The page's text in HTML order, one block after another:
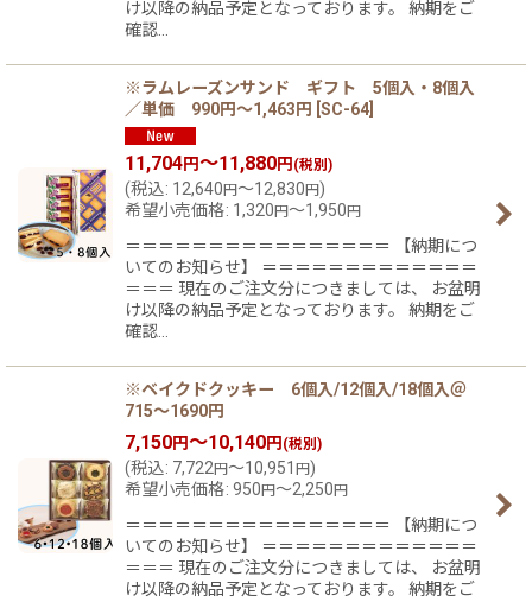
け以降の納品予定となっております。 納期をご
確認…
※ラムレーズンサンド ギフト 5個入・8個入
／単価 990円〜1,463円 SC-64
11,704円～11,880円(税別)
(税込: 12,640円～12,830円)
希望小売価格: 1,320円～1,950円
＝＝＝＝＝＝＝＝＝＝＝＝＝＝＝＝ 【納期につ
いてのお知らせ】 ＝＝＝＝＝＝＝＝＝＝＝＝＝
＝＝＝ 現在のご注文分につきましては、 お盆明
け以降の納品予定となっております。 納期をご
確認…
※ベイクドクッキー 6個入/12個入/18個入＠
715〜1690円
7,150円～10,140円(税別)
(税込: 7,722円～10,951 円)
希望小売価格: 950円～2,250円
＝＝＝＝＝＝＝＝＝＝＝＝＝＝＝＝ 【納期につ
いてのお知らせ】 ＝＝＝＝＝＝＝＝＝＝＝＝＝
＝＝＝ 現在のご注文分につきましては、 お盆明
け以降の納品予定となっております。 納期をご